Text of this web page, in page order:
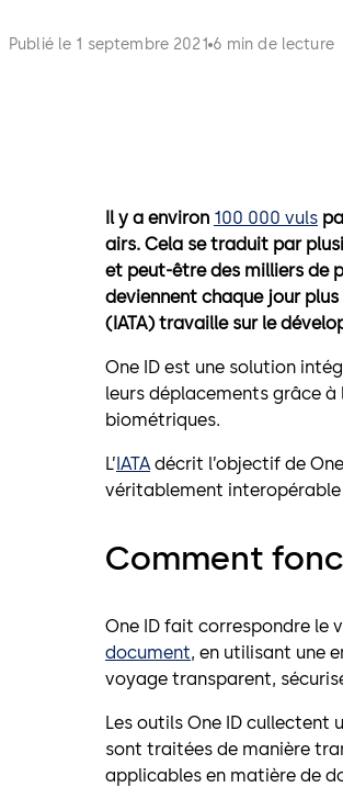
Publié le 1 septembre 2021 6 min de lecture
Il y a environ 100 000 vuls
airs. Cela se traduit par
et peut-être des milliers de
deviennent chaque jour
(IATA) travaille sur le
One ID est une solution
leurs déplacements grâce
biométriques.
L’IATAdécrit l’objectif de
véritablement interopérable
Comment
One ID fait correspondre le
document, en utilisant une
voyage transparent,
Les outils One ID cullectent
sont traitées de manière
applicables en matière de